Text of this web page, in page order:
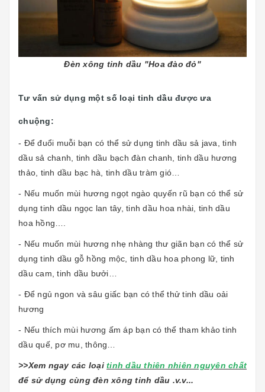
Đèn xông tinh dầu "Hoa đào đỏ"
Tư vấn sử dụng một số loại tinh dầu được ưa
chuộng:
- Để đuổi muỗi bạn có thể sử dụng tinh dầu sả java, tinh
dầu sả chanh, tinh dầu bạch đàn chanh, tinh dầu hương
thảo, tinh dầu bạc hà, tinh dầu tràm gió…
- Nếu muốn mùi hương ngọt ngào quyến rũ bạn có thể sử
dụng tinh dầu ngọc lan tây, tinh dầu hoa nhài, tinh dầu
hoa hồng….
- Nếu muốn mùi hương nhẹ nhàng thư giãn bạn có thể sử
dụng tinh dầu gỗ hồng mộc, tinh dầu hoa phong lữ, tinh
dầu cam, tinh dầu bưởi…
- Để ngủ ngon và sâu giấc bạn có thể thử tinh dầu oải
hương
- Nếu thích mùi hương ấm áp bạn có thể tham khảo tinh
dầu quế, pơ mu, thông…
>>Xem ngay các loại tinh dầu thiên nhiên nguyên chất
để sử dụng cùng đèn xông tinh dầu .v.v...